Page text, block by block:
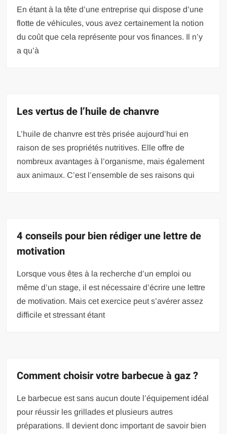
En étant à la tête d’une entreprise qui dispose d’une
flotte de véhicules, vous avez certainement la notion
du coût que cela représente pour vos finances. Il n’y
a qu’à
Les vertus de l’huile de chanvre
L’huile de chanvre est très prisée aujourd’hui en
raison de ses propriétés nutritives. Elle offre de
nombreux avantages à l’organisme, mais également
aux animaux. C’est l’ensemble de ses raisons qui
4 conseils pour bien rédiger une lettre de
motivation
Lorsque vous êtes à la recherche d’un emploi ou
même d’un stage, il est nécessaire d’écrire une lettre
de motivation. Mais cet exercice peut s’avérer assez
difficile et stressant étant
Comment choisir votre barbecue à gaz ?
Le barbecue est sans aucun doute l’équipement idéal
pour réussir les grillades et plusieurs autres
préparations. Il devient donc important de savoir bien